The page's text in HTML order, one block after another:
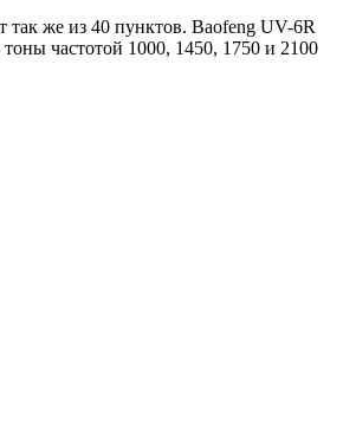
же из 40 пунктов. Baofeng UV-6R
частотой 1000, 1450, 1750 и 2100